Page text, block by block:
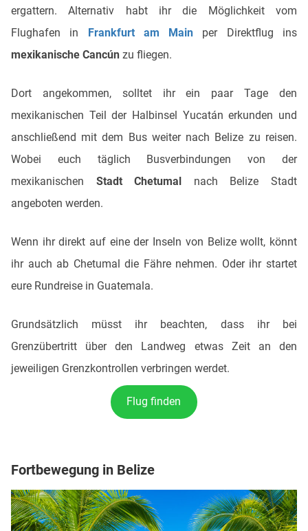
ergattern. Alternativ habt ihr die Möglichkeit vom
Flughafen in Frankfurt am Main per Direktflug ins
mexikanische Cancún zu fliegen.
Dort angekommen, solltet ihr ein paar Tage den
mexikanischen Teil der Halbinsel Yucatán erkunden und
anschließend mit dem Bus weiter nach Belize zu reisen.
Wobei euch täglich Busverbindungen von der
mexikanischen Stadt Chetumal nach Belize Stadt
angeboten werden.
Wenn ihr direkt auf eine der Inseln von Belize wollt, könnt
ihr auch ab Chetumal die Fähre nehmen. Oder ihr startet
eure Rundreise in Guatemala.
Grundsätzlich müsst ihr beachten, dass ihr bei
Grenzübertritt über den Landweg etwas Zeit an den
jeweiligen Grenzkontrollen verbringen werdet.
Flug finden
Fortbewegung in Belize